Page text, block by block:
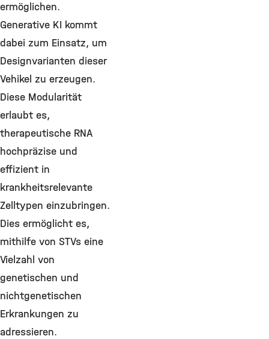
ermöglichen.
Generative KI kommt
dabei zum Einsatz, um
Designvarianten dieser
Vehikel zu erzeugen.
Diese Modularität
erlaubt es,
therapeutische RNA
hochpräzise und
effizient in
krankheitsrelevante
Zelltypen einzubringen.
Dies ermöglicht es,
mithilfe von STVs eine
Vielzahl von
genetischen und
nichtgenetischen
Erkrankungen zu
adressieren.